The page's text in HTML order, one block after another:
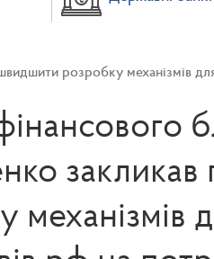
розробку механізмів
механізмів